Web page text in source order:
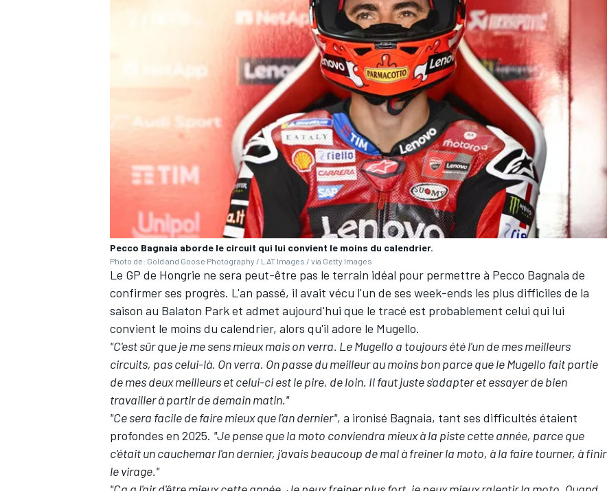
Pecco Bagnaia aborde le circuit qui lui convient le moins du calendrier.
Photo de: Gold and Goose Photography / LAT Images / via Getty Images
Le GP de Hongrie ne sera peut-être pas le terrain idéal pour permettre à Pecco Bagnaia de
confirmer ses progrès. L'an passé, il avait vécu l'un de ses week-ends les plus difficiles de la
saison au Balaton Park et admet aujourd'hui que le tracé est probablement celui qui lui
convient le moins du calendrier, alors qu'il adore le Mugello.
"C'est sûr que je me sens mieux mais on verra. Le Mugello a toujours été l'un de mes meilleurs
circuits, pas celui-là. On verra. On passe du meilleur au moins bon parce que le Mugello fait partie
de mes deux meilleurs et celui-ci est le pire, de loin. Il faut juste s'adapter et essayer de bien
travailler à partir de demain matin."
"Ce sera facile de faire mieux que l'an dernier", a ironisé Bagnaia, tant ses difficultés étaient
profondes en 2025. "Je pense que la moto conviendra mieux à la piste cette année, parce que
c'était un cauchemar l'an dernier, j'avais beaucoup de mal à freiner la moto, à la faire tourner, à finir
le virage."